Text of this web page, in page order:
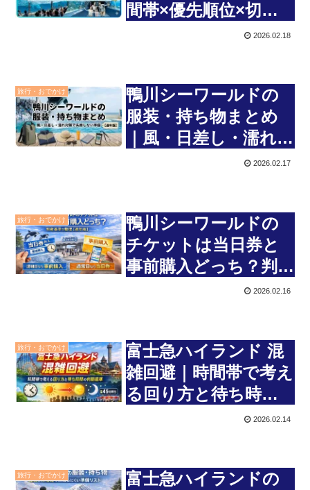
間帯×優先順位×切り
替え基準で整理【通年
2026.02.18
旅行・おでかけ
鴨川シーワールドの
服装・持ち物まとめ
｜風・日差し・濡れ対
策で失敗しない準備
2026.02.17
旅行・おでかけ
鴨川シーワールドの
チケットは当日券と
事前購入どっち？判断
基準で整理【通年版】
2026.02.16
旅行・おでかけ
富士急ハイランド 混
雑回避｜時間帯で考え
る回り方と待ち時間
2026.02.14
旅行・おでかけ
富士急ハイランドの